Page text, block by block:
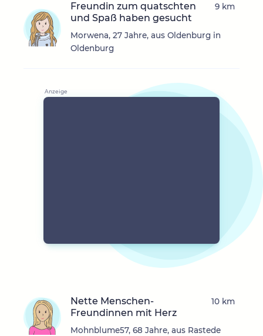
Freundin zum quatschten
und Spaß haben gesucht
Morwena, 27 Jahre, aus Oldenburg in
Oldenburg
9 km
Nette Menschen-
Freundinnen mit Herz
Mohnblume57, 68 Jahre, aus Rastede
10 km